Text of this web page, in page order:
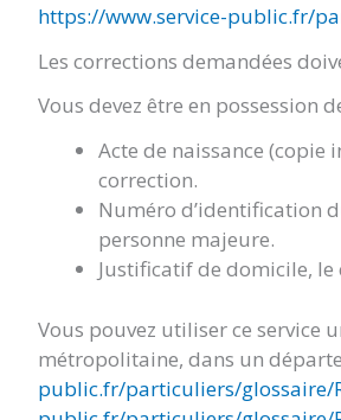
https://www.service-public.fr/
Les corrections demandées
Vous devez être en possession
Acte de naissance
correction.
Numéro d’identification
personne majeure.
Justificatif de domicile, le
Vous pouvez utiliser ce service
métropolitaine, dans un
public.fr/particuliers/glossaire/